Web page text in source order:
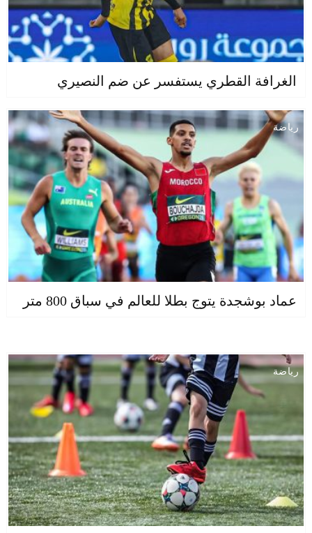
الغرافة القطري يستفسر عن ضم النصيري
رياضة
عماد بوشجدة يتوج بطلا للعالم في سباق 800 متر
رياضة